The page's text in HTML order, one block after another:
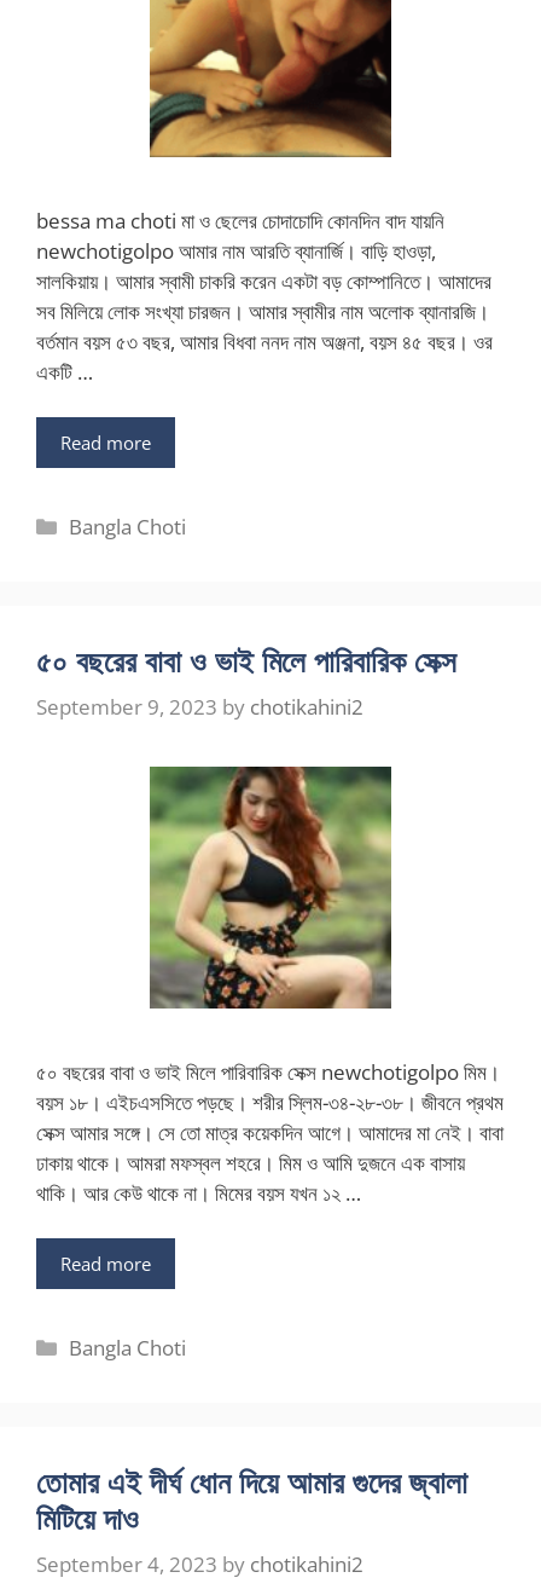
bessa ma choti মা ও ছেলের চোদাচোদি কোনদিন বাদ যায়নি
newchotigolpo আমার নাম আরতি ব্যানার্জি। বাড়ি হাওড়া,
সালকিয়ায়। আমার স্বামী চাকরি করেন একটা বড় কোম্পানিতে। আমাদের
সব মিলিয়ে লোক সংখ্যা চারজন। আমার স্বামীর নাম অলোক ব্যানারজি।
বর্তমান বয়স ৫৩ বছর, আমার বিধবা ননদ নাম অঞ্জনা, বয়স ৪৫ বছর। ওর
একটি …
Read more
Categories
Bangla Choti
৫০ বছরের বাবা ও ভাই মিলে পারিবারিক সেক্স
September 9, 2023 by chotikahini2
৫০ বছরের বাবা ও ভাই মিলে পারিবারিক সেক্স newchotigolpo মিম।
বয়স ১৮। এইচএসসিতে পড়ছে। শরীর স্লিম-৩৪-২৮-৩৮। জীবনে প্রথম
সেক্স আমার সঙ্গে। সে তো মাত্র কয়েকদিন আগে। আমাদের মা নেই। বাবা
ঢাকায় থাকে। আমরা মফস্বল শহরে। মিম ও আমি দুজনে এক বাসায়
থাকি। আর কেউ থাকে না। মিমের বয়স যখন ১২ …
Read more
Categories
Bangla Choti
তোমার এই দীর্ঘ ধোন দিয়ে আমার গুদের জ্বালা
মিটিয়ে দাও
September 4, 2023 by chotikahini2